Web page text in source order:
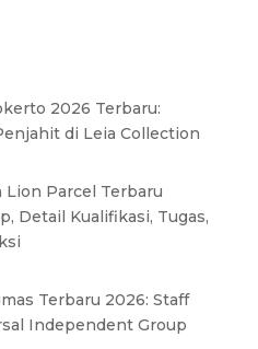
2026 Terbaru:
di Leia Collection
Parcel Terbaru
Detail Kualifikasi, Tugas,
Terbaru 2026: Staff
Independent Group